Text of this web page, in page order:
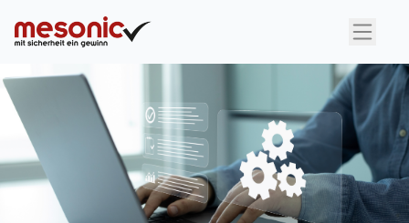
×